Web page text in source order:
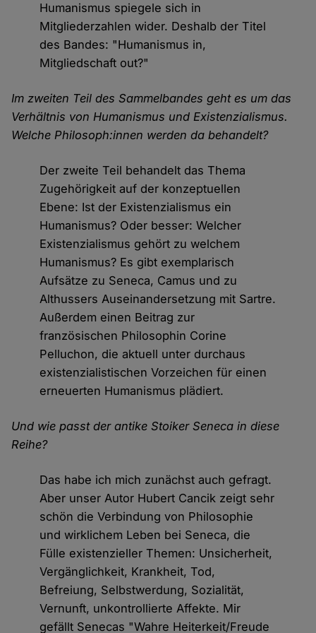
Humanismus spiegele sich in
Mitgliederzahlen wider. Deshalb der Titel
des Bandes: "Humanismus in,
Mitgliedschaft out?"
Im zweiten Teil des Sammelbandes geht es um das
Verhältnis von Humanismus und Existenzialismus.
Welche Philosoph:innen werden da behandelt?
Der zweite Teil behandelt das Thema
Zugehörigkeit auf der konzeptuellen
Ebene: Ist der Existenzialismus ein
Humanismus? Oder besser: Welcher
Existenzialismus gehört zu welchem
Humanismus? Es gibt exemplarisch
Aufsätze zu Seneca, Camus und zu
Althussers Auseinandersetzung mit Sartre.
Außerdem einen Beitrag zur
französischen Philosophin Corine
Pelluchon, die aktuell unter durchaus
existenzialistischen Vorzeichen für einen
erneuerten Humanismus plädiert.
Und wie passt der antike Stoiker Seneca in diese
Reihe?
Das habe ich mich zunächst auch gefragt.
Aber unser Autor Hubert Cancik zeigt sehr
schön die Verbindung von Philosophie
und wirklichem Leben bei Seneca, die
Fülle existenzieller Themen: Unsicherheit,
Vergänglichkeit, Krankheit, Tod,
Befreiung, Selbstwerdung, Sozialität,
Vernunft, unkontrollierte Affekte. Mir
gefällt Senecas "Wahre Heiterkeit/Freude